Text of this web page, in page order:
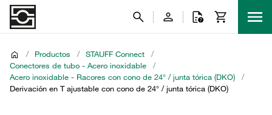
/ Productos / STAUFF Connect
/
Conectores de tubo - Acero inoxidable
/
Acero inoxidable - Racores con cono de 24° / junta tórica (DKO)
/
Derivación en T ajustable con cono de 24° / junta tórica (DKO)